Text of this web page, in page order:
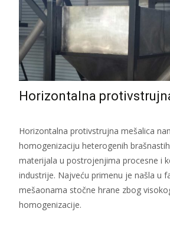
Horizontalna
Horizontalna protivstrujna mešalica
homogenizaciju heterogenih
materijala u postrojenjima procesne i
industrije. Najveću primenu je našla u
mešaonama stočne hrane zbog
homogenizacije.